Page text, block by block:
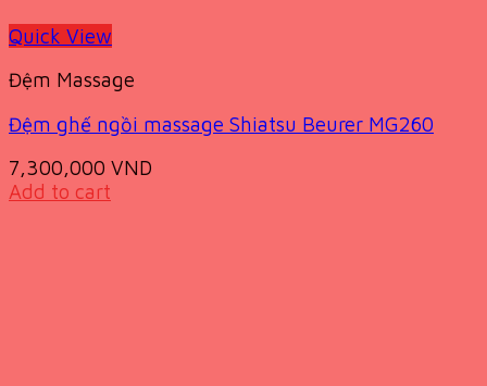
Quick View
Đệm Massage
Đệm ghế ngồi massage Shiatsu Beurer MG260
7,300,000 VND
Add to cart